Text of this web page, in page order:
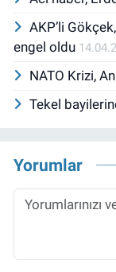
AKP’li
engel oldu
NATO Krizi,
Tekel
Yorumlar